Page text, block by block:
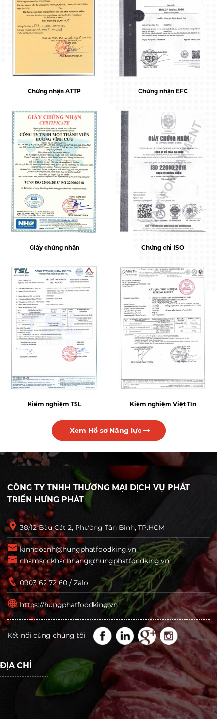
Chứng nhận ATTP Chứng nhận EFC
Giấy chứng nhận Chứng chỉ ISO
Kiểm nghiệm TSL Kiểm nghiệm Việt Tín
Xem Hồ sơ Năng lực
CÔNG TY TNHH THƯƠNG MẠI DỊCH VỤ PHÁT
TRIỂN HƯNG PHÁT
38/12 Bàu Cát 2, Phường Tân Bình, TP.HCM
kinhdoanh@hungphatfoodking.vn
chamsockhachhang@hungphatfoodking.vn
0903 62 72 60 / Zalo
https://hungphatfoodking.vn
Kết nối cùng chúng tôi
ĐỊA CHỈ